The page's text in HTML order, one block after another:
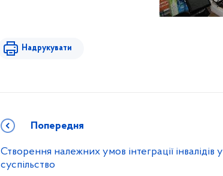
Надрукувати
Попередня
Створення належних умов інтеграції інвалідів у
суспільство